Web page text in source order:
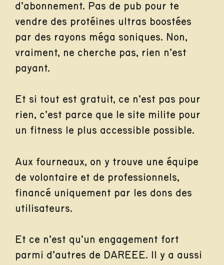
d’abonnement. Pas de pub pour te
vendre des protéines ultras boostées
par des rayons méga soniques. Non,
vraiment, ne cherche pas, rien n’est
payant.
Et si tout est gratuit, ce n’est pas pour
rien, c’est parce que le site milite pour
un fitness le plus accessible possible.
Aux fourneaux, on y trouve une équipe
de volontaire et de professionnels,
financé uniquement par les dons des
utilisateurs.
Et ce n’est qu’un engagement fort
parmi d’autres de DAREEE. Il y a aussi